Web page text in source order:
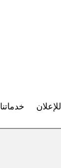
للإعلان خدماتنا